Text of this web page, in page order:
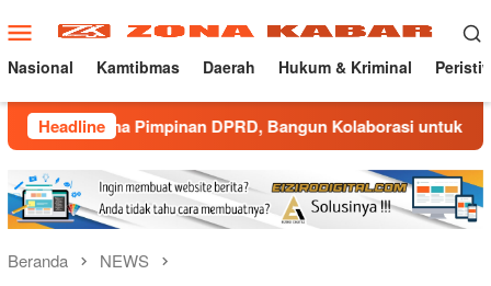
ke
konten
Menu
Mobile
Nasional Kamtibmas Daerah Hukum & Kriminal
Headline
Pimpinan DPRD, Bangun Kolaborasi untuk Majalengka
Beranda NEWS